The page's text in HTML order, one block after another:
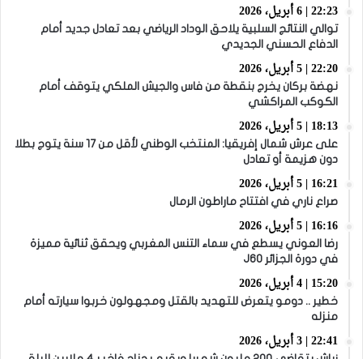
22:23 | 6 أبريل، 2026
توالي النتائج السلبية يلاحق الوداد الرياضي بعد تعادل جديد أمام
الدفاع الحسني الجديدي
22:20 | 5 أبريل، 2026
نهضة بركان يخرج بنقطة من فاس والجيش الملكي يتوقف أمام
الكوكب المراكشي
18:13 | 5 أبريل، 2026
على عرش شمال إفريقيا: المنتخب الوطني لأقل من 17 سنة يتوج بطلا
دون هزيمة أو تعادل
16:21 | 5 أبريل، 2026
صراع ناري في افتتاح ماراطون الرمال
16:16 | 5 أبريل، 2026
رضا العوني يسطع في سماء التنس المغربي ويحقق ثنائية مميزة
في دورة الجزائر J60
15:20 | 4 أبريل، 2026
خطير .. دومو يتعرض للتهديد بالقتل ومجهولون خربوا سيارته أمام
منزله
22:41 | 3 أبريل، 2026